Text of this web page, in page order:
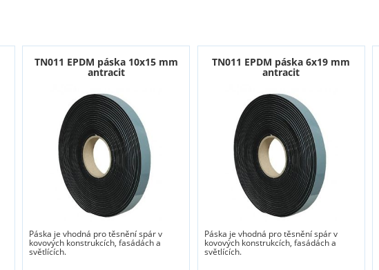
TN011 EPDM páska 10x15 mm
antracit
Páska je vhodná pro těsnění spár v
kovových konstrukcích, fasádách a
světlících.
TN011 EPDM páska 6x19 mm
antracit
Páska je vhodná pro těsnění spár v
kovových konstrukcích, fasádách a
světlících.